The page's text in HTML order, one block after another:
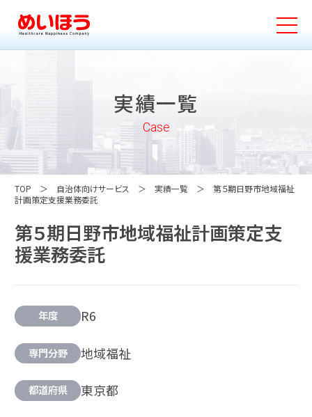
実績一覧
Case
TOP 自治体向けサービス 実績一覧
第５期日野市地域福祉
計画策定支援業務委託
第５期日野市地域福祉計画策定支
援業務委託
年度 R6
専門分野 地域福祉
都道府県 東京都